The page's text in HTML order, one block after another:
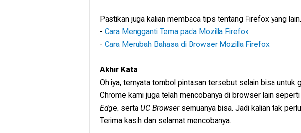
Pastikan juga kalian membaca tips tentang Firefox yang
- Cara Mengganti Tema pada Mozilla Firefox
- Cara Merubah Bahasa di Browser Mozilla Firefox
Akhir Kata
Oh iya, ternyata tombol pintasan tersebut selain bisa untuk
Chrome kami juga telah mencobanya di browser lain seperti
Edge, serta UC Browsersemuanya bisa. Jadi kalian tak
Terima kasih dan selamat mencobanya.